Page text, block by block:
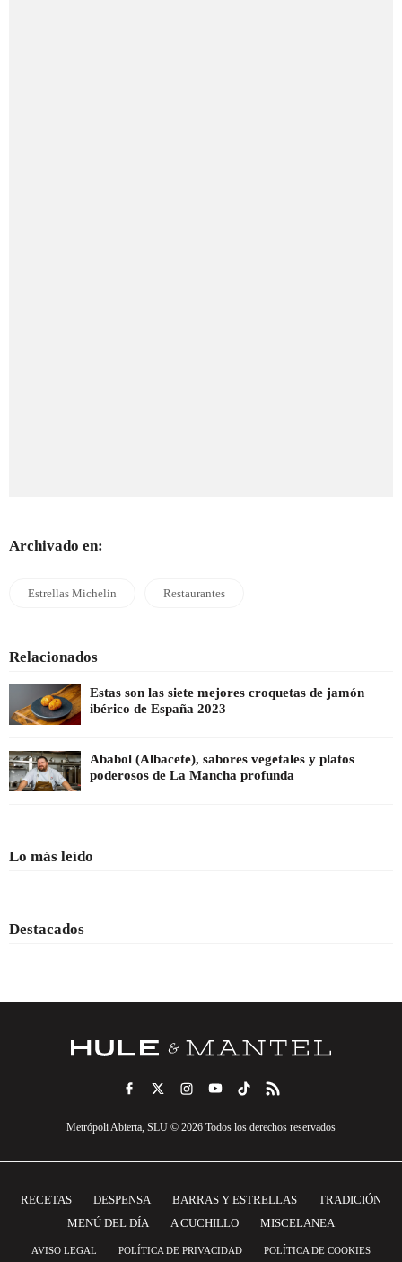
Archivado en:
Estrellas Michelin Restaurantes
Relacionados
Estas son las siete mejores croquetas de jamón
ibérico de España 2023
Ababol (Albacete), sabores vegetales y platos
poderosos de La Mancha profunda
Lo más leído
Destacados
Metrópoli Abierta, SLU © 2026 Todos los derechos reservados
RECETAS DESPENSA BARRAS Y ESTRELLAS
TRADICIÓN
MENÚ DEL DÍA
A CUCHILLO MISCELANEA
AVISO LEGAL POLÍTICA DE PRIVACIDAD POLÍTICA DE COOKIES